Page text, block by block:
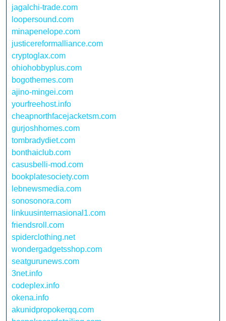
jagalchi-trade.com
loopersound.com
minapenelope.com
justicereformalliance.com
cryptoglax.com
ohiohobbyplus.com
bogothemes.com
ajino-mingei.com
yourfreehost.info
cheapnorthfacejacketsm.com
gurjoshhomes.com
tombradydiet.com
bonthaiclub.com
casusbelli-mod.com
bookplatesociety.com
lebnewsmedia.com
sonosonora.com
linkuusinternasional1.com
friendsroll.com
spiderclothing.net
wondergadgetsshop.com
seatgurunews.com
3net.info
codeplex.info
okena.info
akunidpropokerqq.com